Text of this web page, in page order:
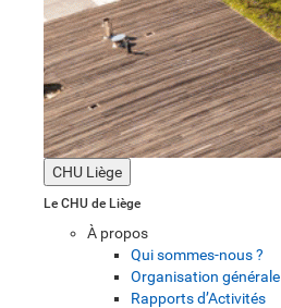
CHU Liège
Le CHU de Liège
À propos
Qui sommes-nous ?
Organisation générale
Rapports d’Activités